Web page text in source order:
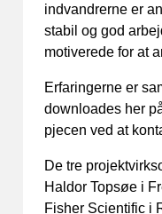
indvandrerne er
stabil og god
motiverede for at
Erfaringerne er
downloades her
pjecen ved at
De tre
Haldor Topsøe i
Fisher Scientific i